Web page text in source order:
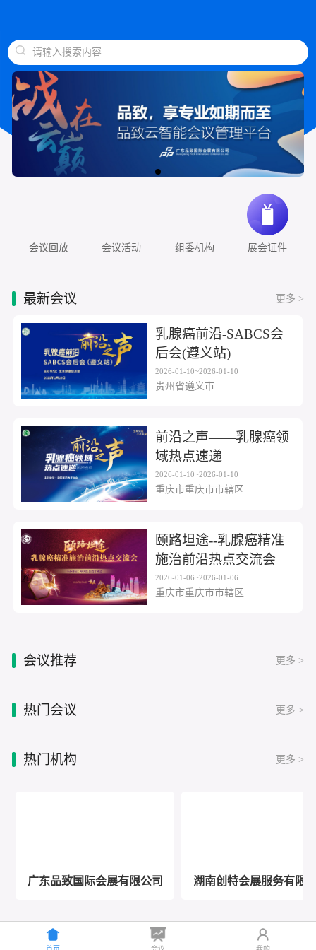
请输入搜索内容
会议回放 会议活动 组委机构 展会证件
最新会议 更多 >
乳腺癌前沿-SABCS会
后会(遵义站)
2026-01-10~2026-01-10
贵州省遵义市
前沿之声——乳腺癌领
域热点速递
2026-01-10~2026-01-10
重庆市重庆市市辖区
颐路坦途--乳腺癌精准
施治前沿热点交流会
2026-01-06~2026-01-06
重庆市重庆市市辖区
会议推荐 更多 >
热门会议 更多 >
热门机构 更多 >
广东品致国际会展有限公司 湖南创特会展服务有限